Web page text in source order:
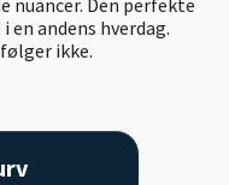
andens hverdag.
ikke.